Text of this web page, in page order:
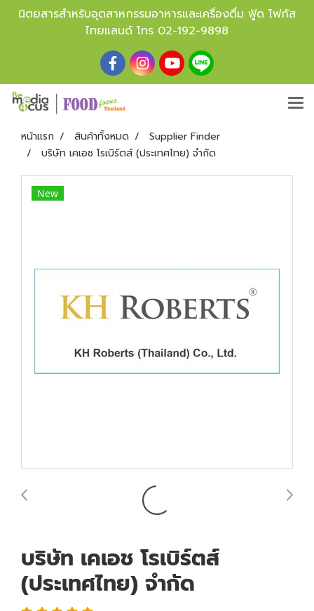
นิตยสารสำหรับอุตสาหกรรมอาหารและเครื่องดื่ม ฟู้ด โฟกัส
ไทยแลนด์ โทร 02-192-9898
หน้าแรก สินค้าทั้งหมด
Supplier Finder
บริษัท เคเอช โรเบิร์ตส์ (ประเทศไทย) จำกัด
New
บริษัท เคเอช โรเบิร์ตส์
(ประเทศไทย) จำกัด